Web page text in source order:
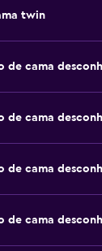
twin
de cama
de cama
de cama
de cama